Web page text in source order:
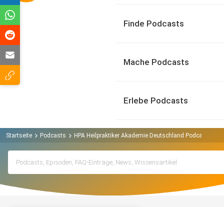
Finde Podcasts
Mache Podcasts
Erlebe Podcasts
Startseite Podcasts HPA Heilpraktiker Akademie Deutschland Podcast